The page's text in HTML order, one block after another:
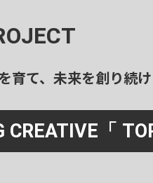
行
育て、未来を創り続け
CREATIVE 「